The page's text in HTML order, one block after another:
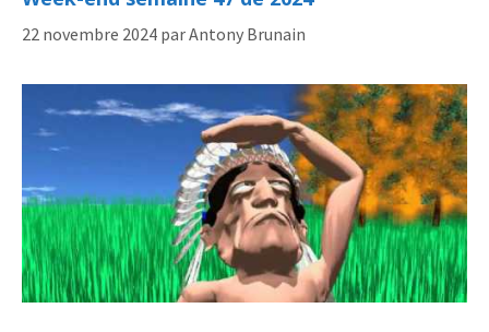
22 novembre 2024 parAntony Brunain